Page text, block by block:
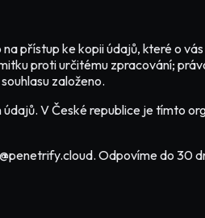
přístup ke kopii údajů, které o
proti určitému zpracování;
založeno.
V České republice je tímto
Odpovíme do 30